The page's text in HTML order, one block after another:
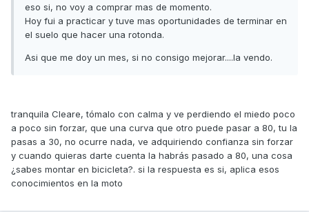
eso si, no voy a comprar mas de momento.
Hoy fui a practicar y tuve mas oportunidades de terminar en
el suelo que hacer una rotonda.
Asi que me doy un mes, si no consigo mejorar....la vendo.
tranquila Cleare, tómalo con calma y ve perdiendo el miedo poco
a poco sin forzar, que una curva que otro puede pasar a 80, tu la
pasas a 30, no ocurre nada, ve adquiriendo confianza sin forzar
y cuando quieras darte cuenta la habrás pasado a 80, una cosa
¿sabes montar en bicicleta?. si la respuesta es si, aplica esos
conocimientos en la moto